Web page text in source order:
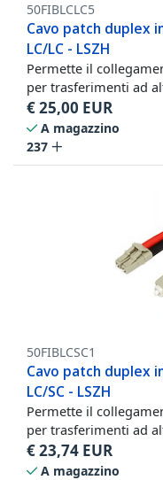
50FIBLCLC5
Cavo patch duplex
LC/LC - LSZH
Permette il
per trasferimenti ad
€25,00 EUR
A magazzino
237
50FIBLCSC1
Cavo patch duplex
LC/SC - LSZH
Permette il
per trasferimenti ad
€23,74 EUR
A magazzino